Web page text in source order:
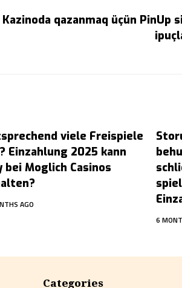
Kazinoda qazanmaq üçün PinUp
viele Freispiele
Einzahlung 2025 kann
bei Moglich Casinos
AGO
6
Categories